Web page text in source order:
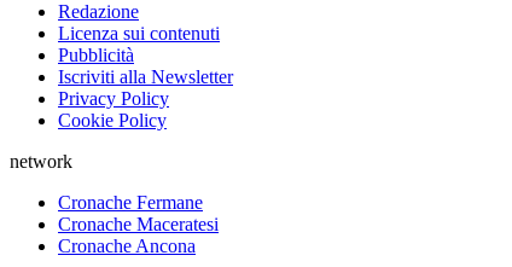
Redazione
Licenza sui contenuti
Pubblicità
Iscriviti alla Newsletter
Privacy Policy
Cookie Policy
network
Cronache Fermane
Cronache Maceratesi
Cronache Ancona